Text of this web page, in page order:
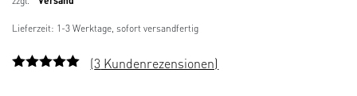
Lieferzeit: 1-3 Werktage, sofort versandfertig
(3 Kundenrezensionen)